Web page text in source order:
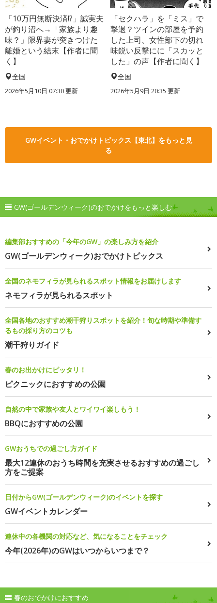
「10万円無断決済!?」誠実夫
が釣り沼へ→「家族より趣
味？」限界妻が突きつけた
離婚という結末【作者に聞
く】
全国
2026年5月10日 07:30 更新
「セクハラ」を「ミス」で
撃退？ツインの部屋を予約
した上司、女性部下の切れ
味鋭い反撃にに「スカッと
した」の声【作者に聞く】
全国
2026年5月9日 20:35 更新
GWイベント・おでかけトピックス【東北】をもっと見
る
GW(ゴールデンウィーク)のおでかけをもっと楽しむ
編集部おすすめの「今年のGW」の楽しみ方を紹介
GW(ゴールデンウィーク)おでかけトピックス
全国のネモフィラが見られるスポット情報をお届けします
ネモフィラが見られるスポット
全国各地のおすすめ潮干狩りスポットを紹介！旬な時期や準備す
るもの採り方のコツも
潮干狩りガイド
春のお出かけにピッタリ！
ピクニックにおすすめの公園
自然の中で家族や友人とワイワイ楽しもう！
BBQにおすすめの公園
GWおうちでの過ごし方ガイド
最大12連休のおうち時間を充実させるおすすめの過ごし
方をご提案
日付からGW(ゴールデンウィーク)のイベントを探す
GWイベントカレンダー
連休中の各機関の対応など、気になることをチェック
今年(2026年)のGWはいつからいつまで？
春のおでかけにおすすめ